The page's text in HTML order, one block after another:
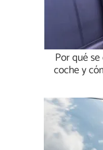
Por qué
coche y